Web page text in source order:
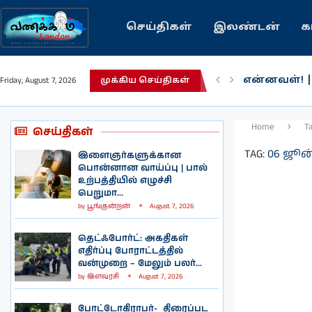
செய்திகள் இலண்டன்
Friday, August 7, 2026 முக்கிய செய்திகள்
என்னவள்! |
செய்திகள்
இளைஞர்களுக்கான
பொன்னான வாய்ப்பு | பால்
உற்பத்தியில் எழுச்சி
பெறுமா...
by பூங்குன்றன் August 7, 2026
தெட்ஃபோர்ட்: அகதிகள்
எதிர்ப்பு போராட்டத்தில்
வன்முறை – மேலும் பலர்...
by இளவரசி August 7, 2026
போட்டோகிராபர்- ‌ திரைப்பட
Home
TAG:06